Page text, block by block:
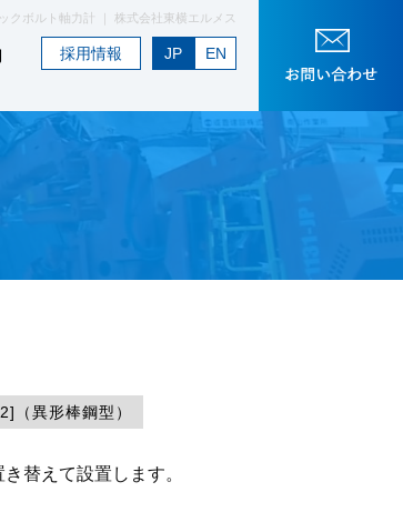
クボルト軸力計 ｜ 株式会社東横エルメス
採用情報 JP EN
異形棒鋼型）
替えて設置します。